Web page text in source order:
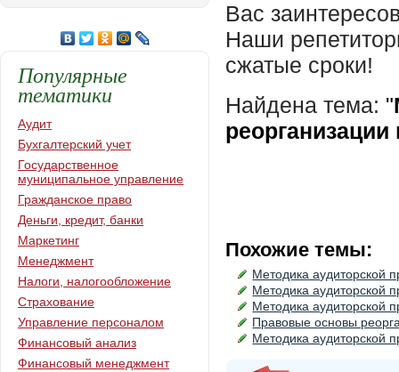
Вас
Наши
сжатые сроки!
Найдена тема: "
Похожие темы:
Методика аудиторской
Методика аудиторской
Методика аудиторской
Правовые основы
Методика аудиторской
Популярные
тематики
Аудит
Бухгалтерский учет
Государственное
муниципальное управление
Гражданское право
Деньги, кредит, банки
Маркетинг
Менеджмент
Налоги, налогообложение
Страхование
Управление персоналом
Финансовый анализ
Финансовый менеджмент